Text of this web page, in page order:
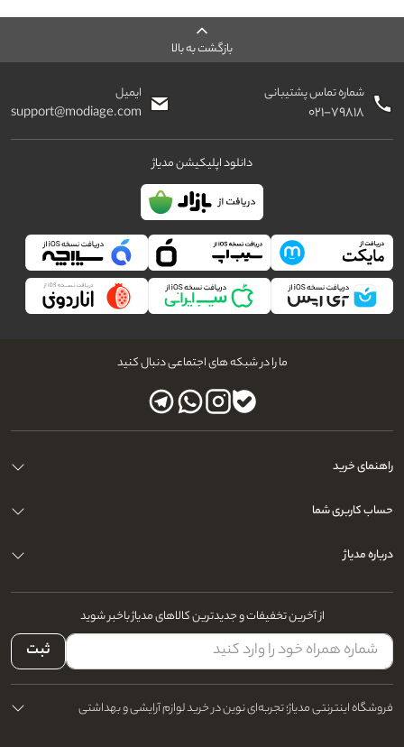
بازگشت به بالا
شماره تماس پشتیبانی
۰۲۱-۷۹۸۱۸
ایمیل
support@modiage.com
دانلود اپلیکیشن مدیاژ
ما را در شبکه های اجتماعی دنبال کنید
راهنمای خرید
حساب کاربری شما
درباره مدیاژ
از آخرین تخفیفات و جدیدترین کالاهای مدیاژ باخبر شوید
ثبت
فروشگاه اینترنتی مدیاژ؛ تجربه‌ای نوین در خرید لوازم آرایشی و بهداشتی